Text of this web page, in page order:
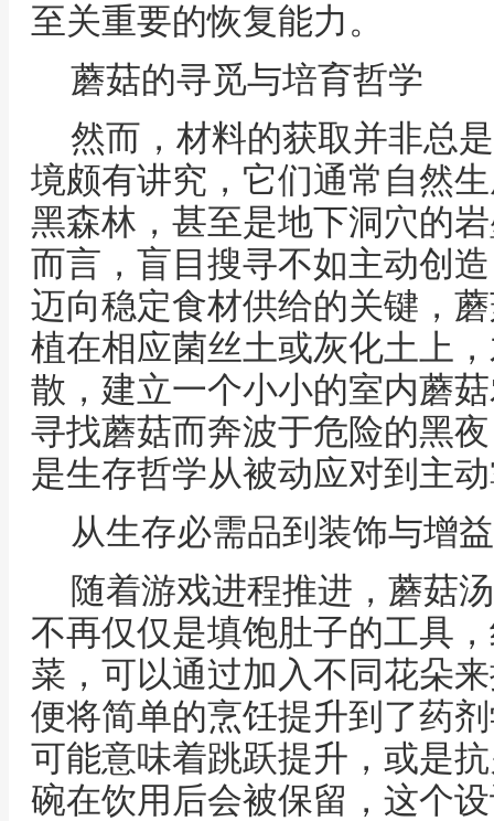
至关重要的恢复能力。
蘑菇的寻觅与培育哲学
然而，材料的获取并非总
境颇有讲究，它们通常自然
黑森林，甚至是地下洞穴的
而言，盲目搜寻不如主动创
迈向稳定食材供给的关键，
植在相应菌丝土或灰化土上
散，建立一个小小的室内蘑
寻找蘑菇而奔波于危险的黑
是生存哲学从被动应对到主
从生存必需品到装饰与增益
随着游戏进程推进，蘑菇
不再仅仅是填饱肚子的工具
菜，可以通过加入不同花朵
便将简单的烹饪提升到了药
可能意味着跳跃提升，或是
碗在饮用后会被保留，这个